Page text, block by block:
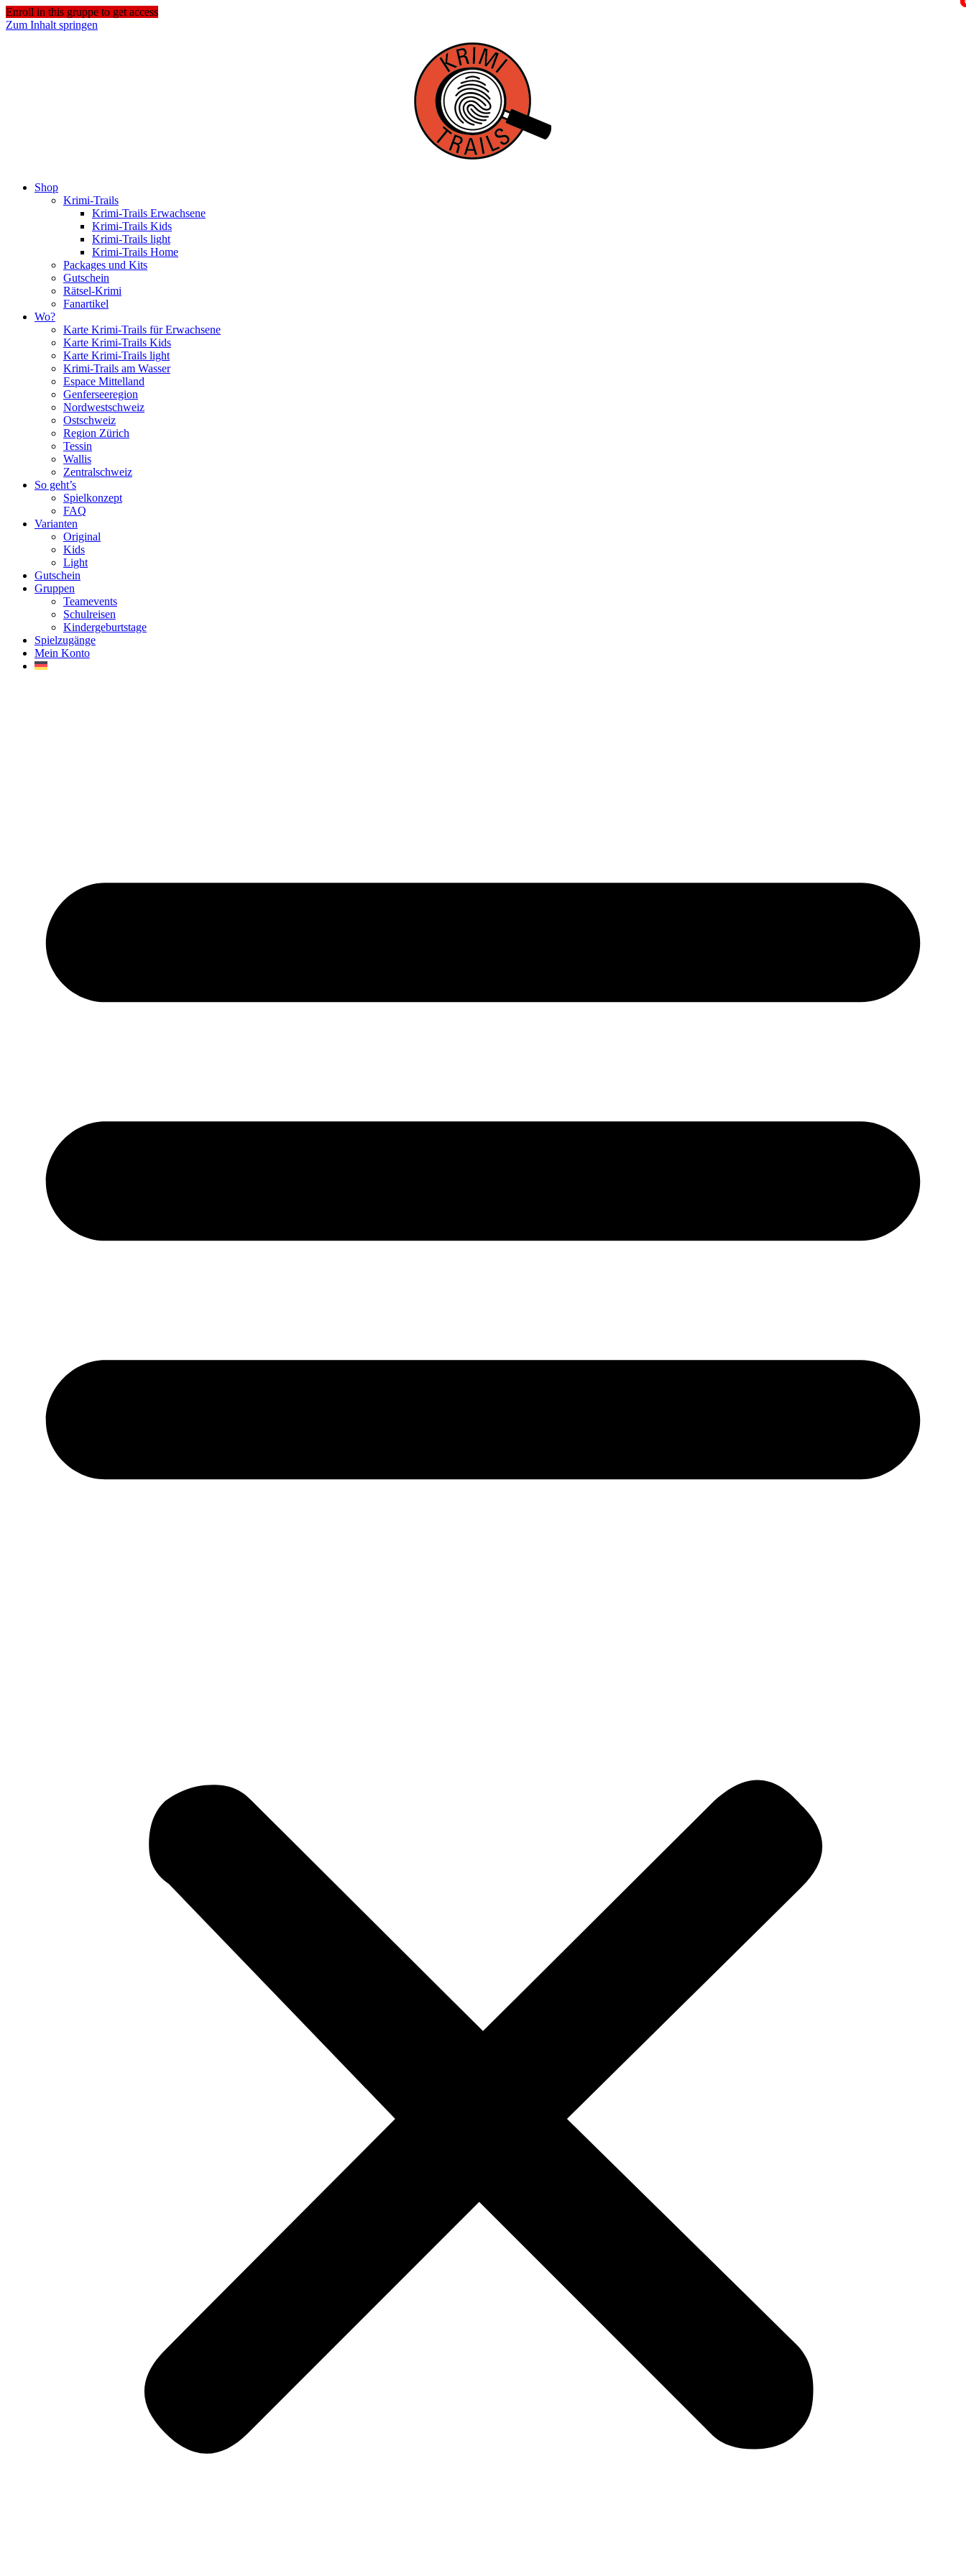
Enroll in this gruppe to get access
Zum Inhalt springen
Shop
Krimi-Trails
Krimi-Trails Erwachsene
Krimi-Trails Kids
Krimi-Trails light
Krimi-Trails Home
Packages und Kits
Gutschein
Rätsel-Krimi
Fanartikel
Wo?
Karte Krimi-Trails für Erwachsene
Karte Krimi-Trails Kids
Karte Krimi-Trails light
Krimi-Trails am Wasser
Espace Mittelland
Genferseeregion
Nordwestschweiz
Ostschweiz
Region Zürich
Tessin
Wallis
Zentralschweiz
So geht’s
Spielkonzept
FAQ
Varianten
Original
Kids
Light
Gutschein
Gruppen
Teamevents
Schulreisen
Kindergeburtstage
Spielzugänge
Mein Konto